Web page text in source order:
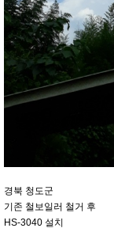
경북 청도군
기존 철보일러 철거 후
HS-3040 설치